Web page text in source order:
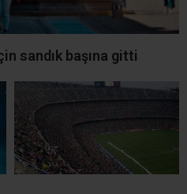
sandık başına gitti